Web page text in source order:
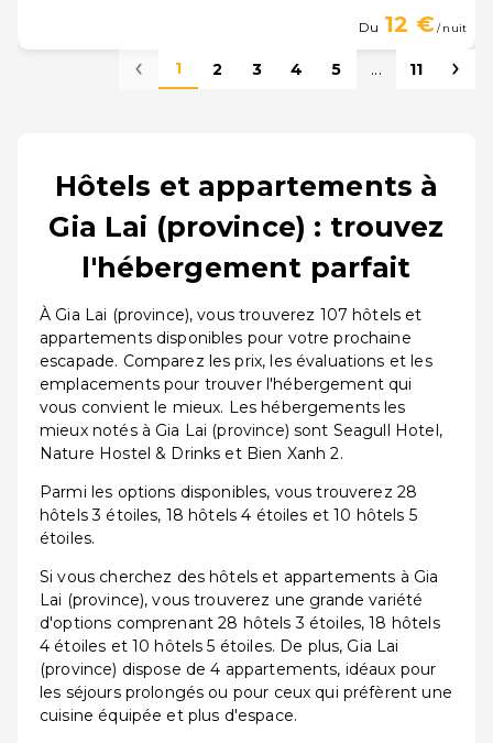
Du 12 €/ nuit
1 2 3 4 5 ... 11
Hôtels et appartements à
Gia Lai (province) : trouvez
l'hébergement parfait
À Gia Lai (province), vous trouverez 107 hôtels et
appartements disponibles pour votre prochaine
escapade. Comparez les prix, les évaluations et les
emplacements pour trouver l'hébergement qui
vous convient le mieux. Les hébergements les
mieux notés à Gia Lai (province) sont Seagull Hotel,
Nature Hostel & Drinks et Bien Xanh 2.
Parmi les options disponibles, vous trouverez 28
hôtels 3 étoiles, 18 hôtels 4 étoiles et 10 hôtels 5
étoiles.
Si vous cherchez des hôtels et appartements à Gia
Lai (province), vous trouverez une grande variété
d'options comprenant 28 hôtels 3 étoiles, 18 hôtels
4 étoiles et 10 hôtels 5 étoiles. De plus, Gia Lai
(province) dispose de 4 appartements, idéaux pour
les séjours prolongés ou pour ceux qui préfèrent une
cuisine équipée et plus d'espace.